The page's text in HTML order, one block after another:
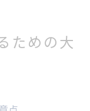
ための大